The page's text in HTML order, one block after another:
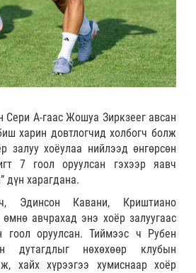
А-гаас Жошуа Зиркзеег авсан
харин довтлогчид холбогч болж
залуу хоёулаа нийлээд өнгөрсөн
7 гоол оруулсан гэхээр яавч
дүн харагдана.
Эдинсон Кавани, Криштиано
авчрахад энэ хоёр залуугаас
гоол оруулсан. Тиймээс ч Рубен
дутагдлыг нөхөхөөр клубын
хайх хүрээгээ хумиснаар хоёр